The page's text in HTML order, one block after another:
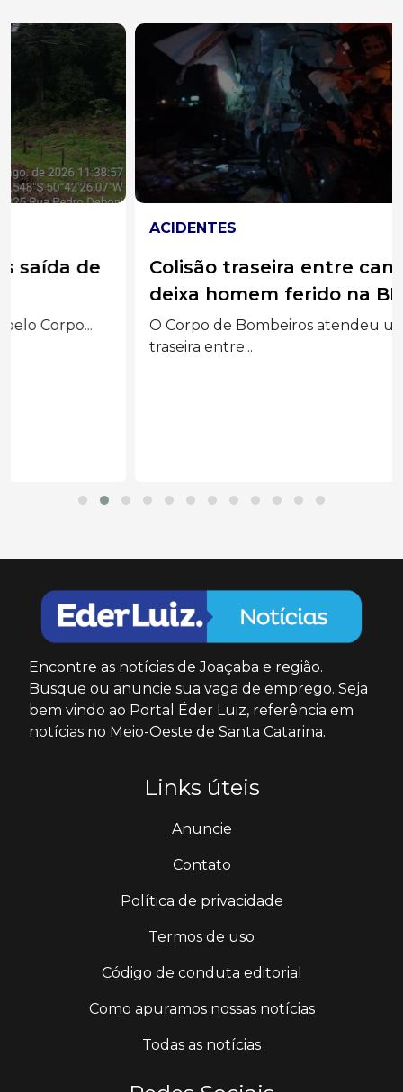
Colisão traseira entre caminhões
deixa homem ferido na BR-158
O Corpo de Bombeiros atendeu uma colisão
Encontre as notícias de Joaçaba e região.
Busque ou anuncie sua vaga de emprego. Seja
bem vindo ao Portal Éder Luiz, referência em
notícias no Meio-Oeste de Santa Catarina.
Links úteis
Anuncie
Contato
Política de privacidade
Termos de uso
Código de conduta editorial
Como apuramos nossas notícias
Todas as notícias